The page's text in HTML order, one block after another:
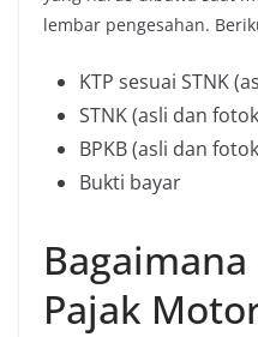
lembar pengesahan.
KTP sesuai STNK
STNK (asli dan
BPKB (asli dan
Bukti bayar
Pajak